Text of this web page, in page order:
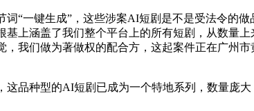
一键生成”，这些涉案AI短剧是不是受法令的
上涵盖了我们整个平台上的所有短剧，从数量
我们做为著做权的配合方，这起案件正在广州
种型的AI短剧已成为一个特地系列，数量庞